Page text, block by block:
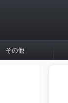
その他